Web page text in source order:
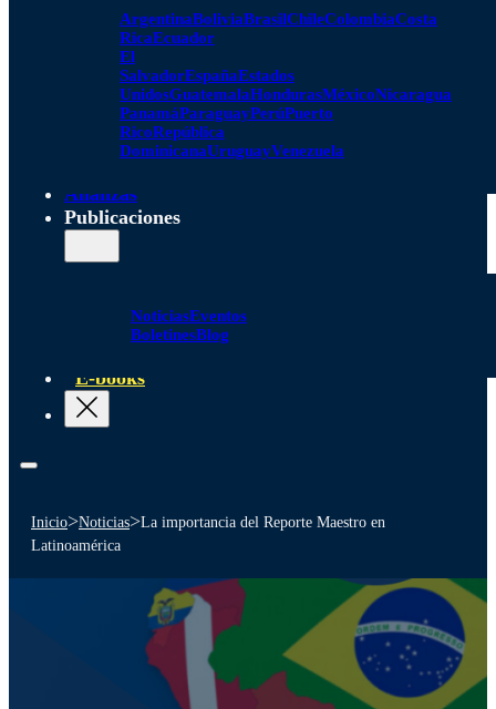
ArgentinaBoliviaBrasilChileColombiaCosta
RicaEcuador
El
SalvadorEspañaEstados
UnidosGuatemalaHondurasMéxicoNicaragua
PanamáParaguayPerúPuerto
RicoRepública
DominicanaUruguayVenezuela
Alianzas
Publicaciones
NoticiasEventos
BoletinesBlog
E-books
Inicio>Noticias>La importancia del Reporte Maestro en
Latinoamérica